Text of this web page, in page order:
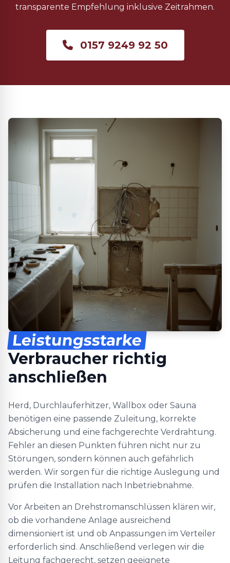
transparente Empfehlung inklusive Zeitrahmen.
0157 9249 92 50
Leistungsstarke
Verbraucher richtig
anschließen
Herd, Durchlauferhitzer, Wallbox oder Sauna
benötigen eine passende Zuleitung, korrekte
Absicherung und eine fachgerechte Verdrahtung.
Fehler an diesen Punkten führen nicht nur zu
Störungen, sondern können auch gefährlich
werden. Wir sorgen für die richtige Auslegung und
prüfen die Installation nach Inbetriebnahme.
Vor Arbeiten an Drehstromanschlüssen klären wir,
ob die vorhandene Anlage ausreichend
dimensioniert ist und ob Anpassungen im Verteiler
erforderlich sind. Anschließend verlegen wir die
Leitung fachgerecht, setzen geeignete